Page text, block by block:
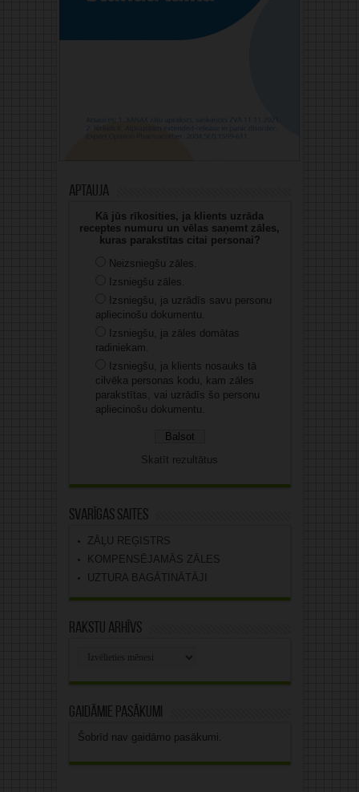
Aptauja
Kā jūs rīkosities, ja klients uzrāda
receptes numuru un vēlas saņemt zāles,
kuras parakstītas citai personai?
Neizsniegšu zāles.
Izsniegšu zāles.
Izsniegšu, ja uzrādīs savu personu
apliecinošu dokumentu.
Izsniegšu, ja zāles domātas
radiniekam.
Izsniegšu, ja klients nosauks tā
cilvēka personas kodu, kam zāles
parakstītas, vai uzrādīs šo personu
apliecinošu dokumentu.
Skatīt rezultātus
Svarīgas saites
ZĀĻU REĢISTRS
KOMPENSĒJAMĀS ZĀLES
UZTURA BAGĀTINĀTĀJI
Rakstu arhīvs
Gaidāmie pasākumi
Šobrīd nav gaidāmo pasākumi.